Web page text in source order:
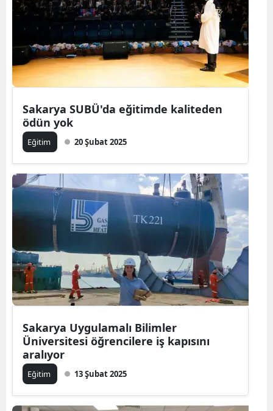
Sakarya SUBÜ'da eğitimde kaliteden
ödün yok
Eğitim 20 Şubat 2025
Sakarya Uygulamalı Bilimler
Üniversitesi öğrencilere iş kapısını
aralıyor
Eğitim 13 Şubat 2025